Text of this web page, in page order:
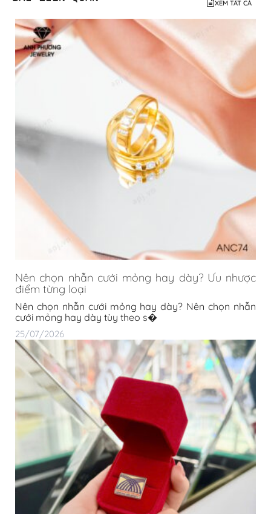
Nên chọn nhẫn cưới mỏng hay dày? Ưu nhược
điểm từng loại
Nên chọn nhẫn cưới mỏng hay dày? Nên chọn nhẫn
cưới mỏng hay dày tùy theo s�
Logo Vàng Pin Cài Áo 24K Mạ Vàng – Chế Tác
Theo Logo Riêng Cho Doanh Nghiệp
Trong bối cảnh thương hiệu ngày càng trở thành tài
sản cốt lõi của doanh nghi�
16/07/2026